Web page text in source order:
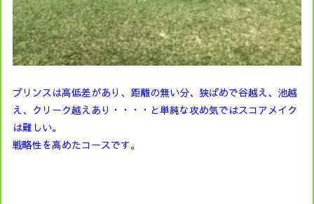
プリンスは高低差があり、距離の無い分、狭ばめで谷越え、池越
え、クリーク越えあり・・・・と単純な攻め気ではスコアメイク
は難しい。
戦略性を高めたコースです。